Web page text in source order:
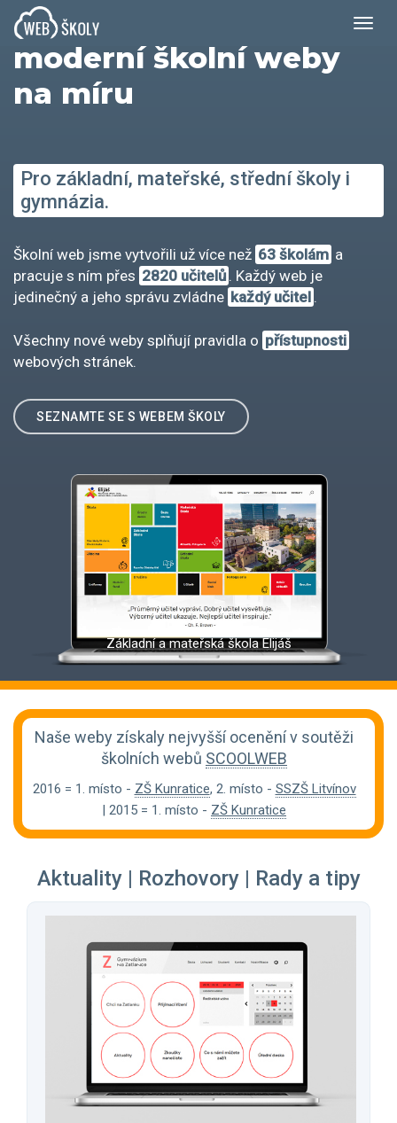
Již 16 let tvoříme
moderní školní weby
na míru
Pro základní, mateřské, střední školy i
gymnázia.
Školní web jsme vytvořili už více než 63 školám a
pracuje s ním přes 2820 učitelů . Každý web je
jedinečný a jeho správu zvládne každý učitel .
Všechny nové weby splňují pravidla o přístupnosti
webových stránek.
SEZNAMTE SE S WEBEM ŠKOLY
Základní a mateřská škola Elijáš
Naše weby získaly nejvyšší ocenění v soutěži
školních webů SCOOLWEB
2016 = 1. místo - ZŠ Kunratice, 2. místo - SSZŠ Litvínov
| 2015 = 1. místo - ZŠ Kunratice
Aktuality | Rozhovory | Rady a tipy